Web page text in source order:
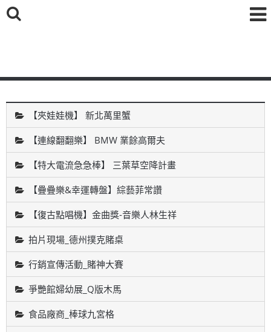
【夾娃娃機】 新北萬里蟹
【連線翻翻樂】 BMW 業餘高爾夫
【特大電流急急棒】 三葉草空降計畫
【疊疊樂&幸運轉盤】綜藝菲常讚
【復古點唱機】金曲獎-音樂人林生祥
拍片現場_德州撲克賭桌
行銷宣傳活動_賭神大賽
爭艷館婦幼展_Q版木馬
食品廠商_棒球九宮格